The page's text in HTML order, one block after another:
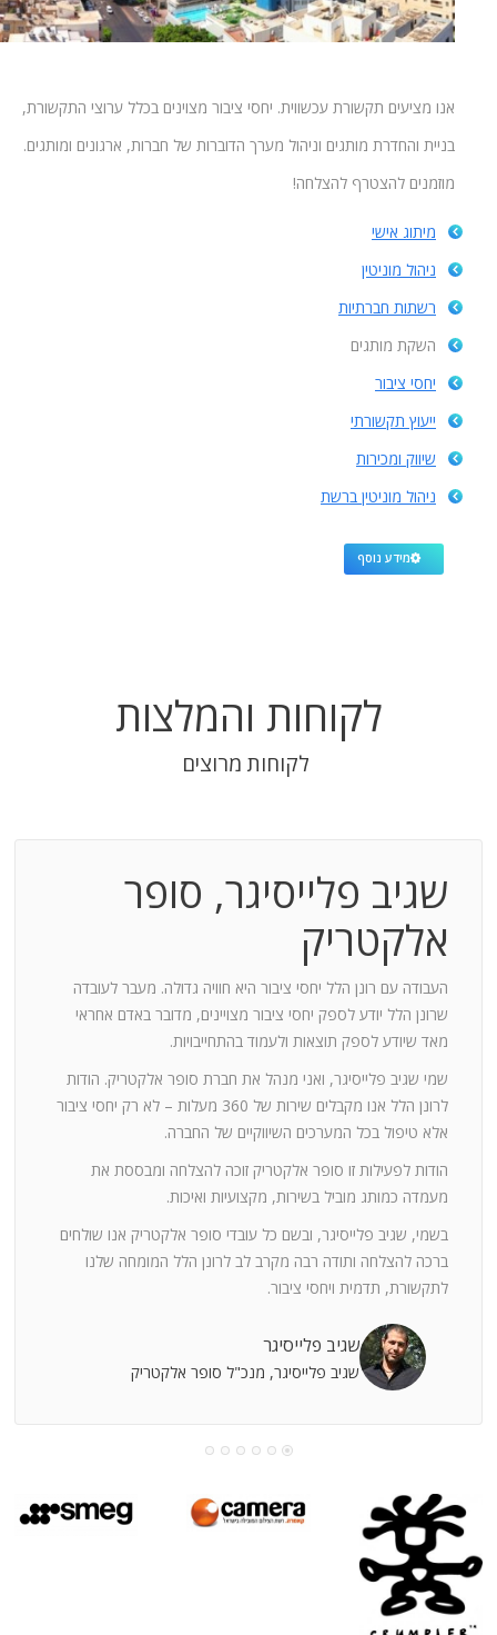
אנו מציעים תקשורת עכשווית. יחסי ציבור מצוינים בכלל ערוצי התקשורת,
בניית והחדרת מותגים וניהול מערך הדוברות של חברות, ארגונים ומותגים.
מוזמנים להצטרף להצלחה!
מיתוג אישי
ניהול מוניטין
רשתות חברתיות
השקת מותגים
יחסי ציבור
ייעוץ תקשורתי
שיווק ומכירות
ניהול מוניטין ברשת
מידע נוסף
לקוחות והמלצות
לקוחות מרוצים
שגיב פלייסיגר, סופר
אלקטריק
העבודה עם רונן הלל יחסי ציבור היא חוויה גדולה. מעבר לעובדה
שרונן הלל יודע לספק יחסי ציבור מצויינים, מדובר באדם אחראי
מאד שיודע לספק תוצאות ולעמוד בהתחייבויות.
שמי שגיב פלייסיגר, ואני מנהל את חברת סופר אלקטריק. הודות
לרונן הלל אנו מקבלים שירות של 360 מעלות – לא רק יחסי ציבור
אלא טיפול בכל המערכים השיווקיים של החברה.
הודות לפעילות זו סופר אלקטריק זוכה להצלחה ומבססת את
מעמדה כמותג מוביל בשירות, מקצועיות ואיכות.
בשמי, שגיב פלייסיגר, ובשם כל עובדי סופר אלקטריק אנו שולחים
ברכה להצלחה ותודה רבה מקרב לב לרונן הלל המומחה שלנו
לתקשורת, תדמית ויחסי ציבור.
שגיב פלייסיגר
שגיב פלייסיגר, מנכ"ל סופר אלקטריק